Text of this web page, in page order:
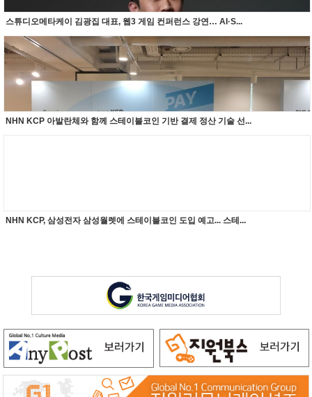
스튜디오메타케이 김광집 대표, 웹3 게임 컨퍼런스 강연… AI·S...
NHN KCP 아발란체와 함께 스테이블코인 기반 결제 정산 기술 선...
NHN KCP, 삼성전자 삼성월렛에 스테이블코인 도입 예고... 스테...